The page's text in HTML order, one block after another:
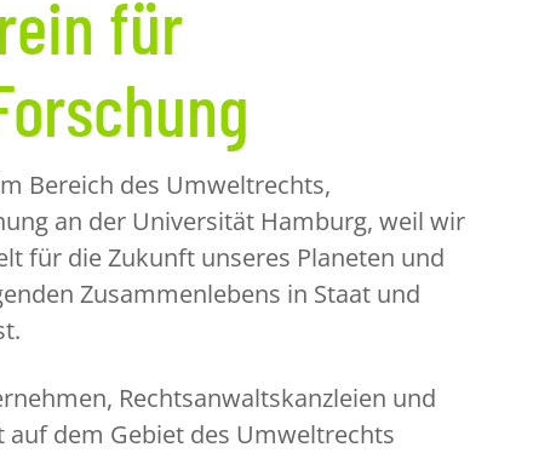
für
Bereich des Umweltrechts,
an der Universität Hamburg, weil wir
für die Zukunft unseres Planeten und
Zusammenlebens in Staat und
Rechtsanwaltskanzleien und
dem Gebiet des Umweltrechts